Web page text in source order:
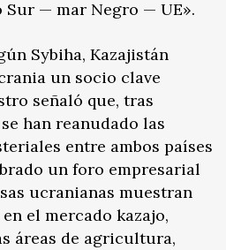
— mar Negro — UE».
Sybiha, Kazajistán
un socio clave
señaló que, tras
han reanudado las
entre ambos países
un foro empresarial
ucranianas muestran
el mercado kazajo,
áreas de agricultura,